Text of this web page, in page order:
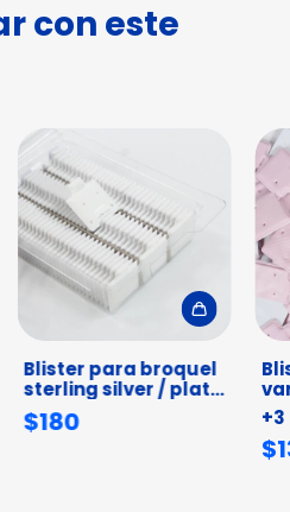
con este
Blister para broquel
sterling silver / plata
esterlina - Paquete
100pz
$180